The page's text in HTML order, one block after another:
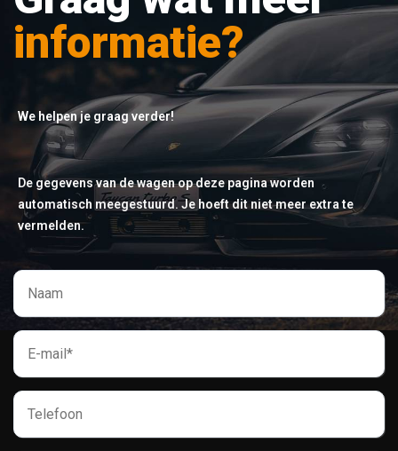
informatie?
We helpen je graag verder!
De gegevens van de wagen op deze pagina worden
automatisch meegestuurd. Je hoeft dit niet meer extra te
vermelden.